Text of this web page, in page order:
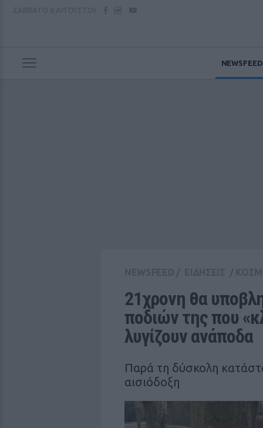
NEWSFEED
21χρονη θα
ποδιών της που
λυγίζουν ανάποδα
Παρά τη δύσκολη
αισιόδοξη